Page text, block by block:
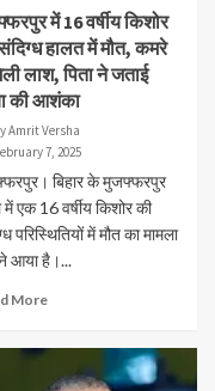
में 16 वर्षीय किशोर
हालत में मौत, कमरे
लाश, पिता ने जताई
की आशंका
Amrit Versha
7, 2025
बिहार के मुजफ्फरपुर
एक 16 वर्षीय किशोर की
परिस्थितियों में मौत का मामला
आया है।...
More